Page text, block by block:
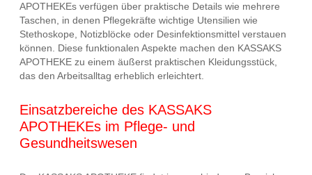
APOTHEKEs verfügen über praktische Details wie mehrere
Taschen, in denen Pflegekräfte wichtige Utensilien wie
Stethoskope, Notizblöcke oder Desinfektionsmittel verstauen
können. Diese funktionalen Aspekte machen den KASSAKS
APOTHEKE zu einem äußerst praktischen Kleidungsstück,
das den Arbeitsalltag erheblich erleichtert.
Einsatzbereiche des KASSAKS
APOTHEKEs im Pflege- und
Gesundheitswesen